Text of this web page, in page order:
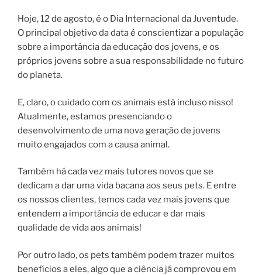
Hoje, 12 de agosto, é o Dia Internacional da Juventude.
O principal objetivo da data é conscientizar a população
sobre a importância da educação dos jovens, e os
próprios jovens sobre a sua responsabilidade no futuro
do planeta.
E, claro, o cuidado com os animais está incluso nisso!
Atualmente, estamos presenciando o
desenvolvimento de uma nova geração de jovens
muito engajados com a causa animal.
Também há cada vez mais tutores novos que se
dedicam a dar uma vida bacana aos seus pets. E entre
os nossos clientes, temos cada vez mais jovens que
entendem a importância de educar e dar mais
qualidade de vida aos animais!
Por outro lado, os pets também podem trazer muitos
benefícios a eles, algo que a ciência já comprovou em